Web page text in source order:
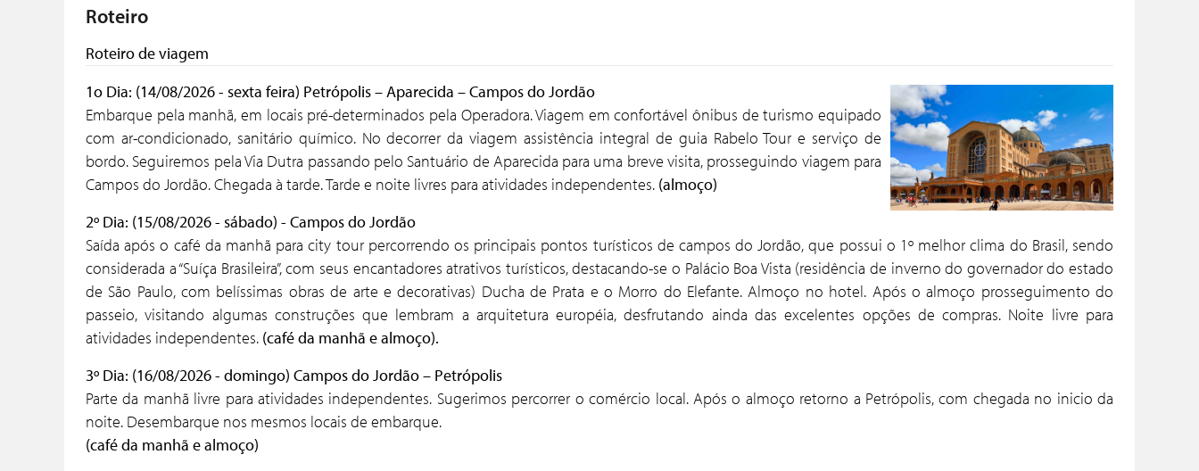
Roteiro
Roteiro de viagem
1o Dia: (14/08/2026 - sexta feira) Petrópolis – Aparecida – Campos do Jordão
Embarque pela manhã, em locais pré-determinados pela Operadora. Viagem em confortável ônibus de turismo equipado
com ar-condicionado, sanitário químico. No decorrer da viagem assistência integral de guia Rabelo Tour e serviço de
bordo. Seguiremos pela Via Dutra passando pelo Santuário de Aparecida para uma breve visita, prosseguindo viagem para
Campos do Jordão. Chegada à tarde. Tarde e noite livres para atividades independentes. (almoço)
2º Dia: (15/08/2026 - sábado) - Campos do Jordão
Saída após o café da manhã para city tour percorrendo os principais pontos turísticos de campos do Jordão, que possui o 1º melhor clima do Brasil, sendo
considerada a “Suíça Brasileira”, com seus encantadores atrativos turísticos, destacando-se o Palácio Boa Vista (residência de inverno do governador do estado
de São Paulo, com belíssimas obras de arte e decorativas) Ducha de Prata e o Morro do Elefante. Almoço no hotel. Após o almoço prosseguimento do
passeio, visitando algumas construções que lembram a arquitetura européia, desfrutando ainda das excelentes opções de compras. Noite livre para
atividades independentes. (café da manhã e almoço).
3º Dia: (16/08/2026 - domingo) Campos do Jordão – Petrópolis
Parte da manhã livre para atividades independentes. Sugerimos percorrer o comércio local. Após o almoço retorno a Petrópolis, com chegada no inicio da
noite. Desembarque nos mesmos locais de embarque.
(café da manhã e almoço)